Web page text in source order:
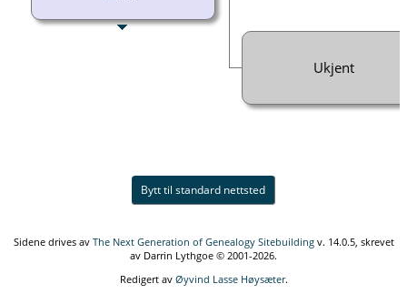
Ukjent
Bytt til standard nettsted
Sidene drives av The Next Generation of Genealogy Sitebuildingv. 14.0.5, skrevet
av Darrin Lythgoe © 2001-2026.
Redigert av Øyvind Lasse Høysæter.